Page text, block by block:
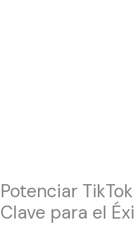
Potenciar
Clave para el